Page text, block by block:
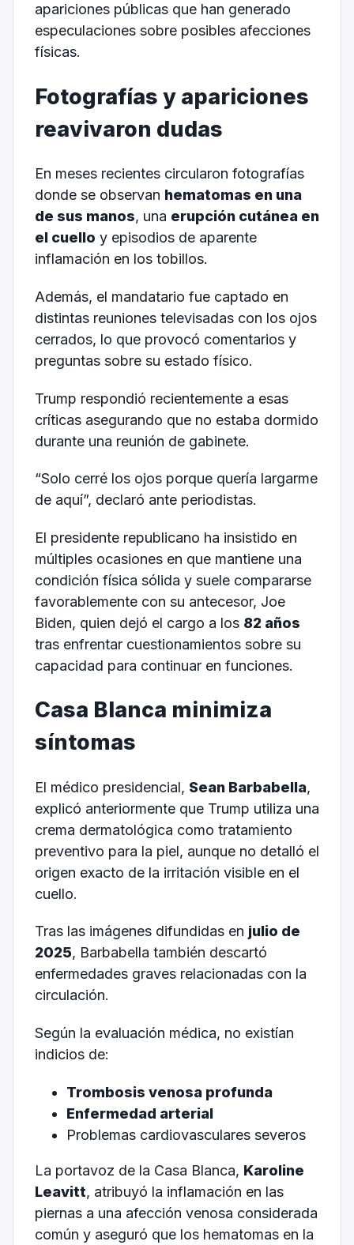
apariciones públicas que han generado
especulaciones sobre posibles afecciones
físicas.
Fotografías y apariciones
reavivaron dudas
En meses recientes circularon fotografías
donde se observan hematomas en una
de sus manos, una erupción cutánea en
el cuello y episodios de aparente
inflamación en los tobillos.
Además, el mandatario fue captado en
distintas reuniones televisadas con los ojos
cerrados, lo que provocó comentarios y
preguntas sobre su estado físico.
Trump respondió recientemente a esas
críticas asegurando que no estaba dormido
durante una reunión de gabinete.
“Solo cerré los ojos porque quería largarme
de aquí”, declaró ante periodistas.
El presidente republicano ha insistido en
múltiples ocasiones en que mantiene una
condición física sólida y suele compararse
favorablemente con su antecesor, Joe
Biden, quien dejó el cargo a los 82 años
tras enfrentar cuestionamientos sobre su
capacidad para continuar en funciones.
Casa Blanca minimiza
síntomas
El médico presidencial, Sean Barbabella,
explicó anteriormente que Trump utiliza una
crema dermatológica como tratamiento
preventivo para la piel, aunque no detalló el
origen exacto de la irritación visible en el
cuello.
Tras las imágenes difundidas en julio de
2025, Barbabella también descartó
enfermedades graves relacionadas con la
circulación.
Según la evaluación médica, no existían
indicios de:
Trombosis venosa profunda
Enfermedad arterial
Problemas cardiovasculares severos
La portavoz de la Casa Blanca, Karoline
Leavitt, atribuyó la inflamación en las
piernas a una afección venosa considerada
común y aseguró que los hematomas en la